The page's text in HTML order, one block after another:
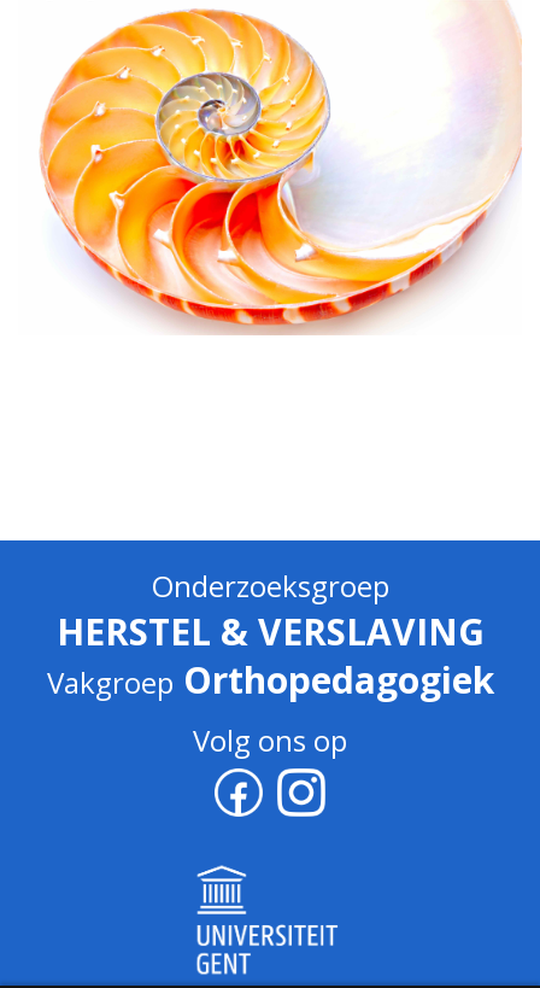
Onderzoeksgroep
HERSTEL & VERSLAVING
Vakgroep Orthopedagogiek
Volg ons op